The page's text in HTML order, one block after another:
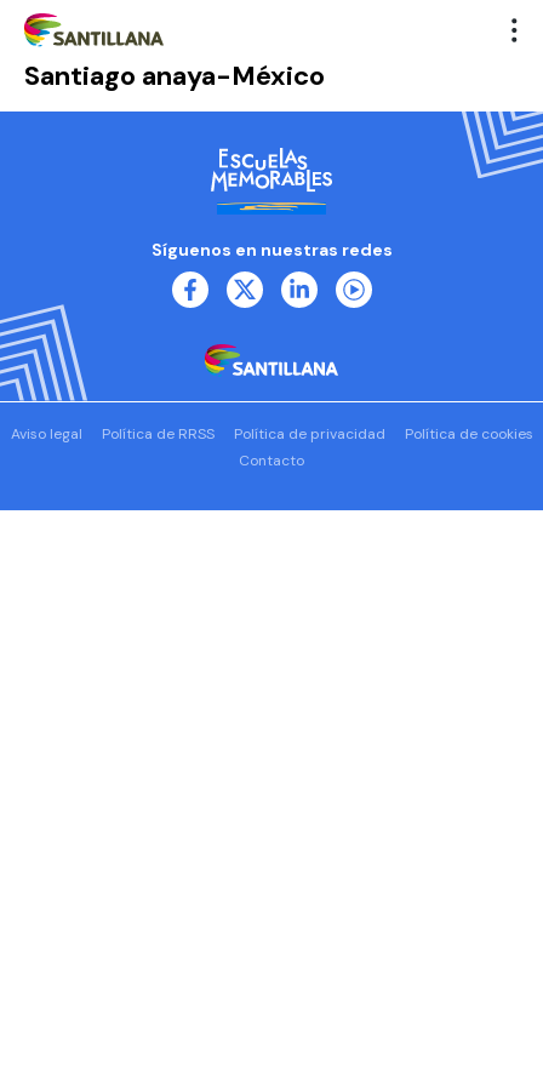
Santiago anaya-México
Síguenos en nuestras redes
Aviso legal Política de RRSS Política de privacidad
Política de cookies
Contacto